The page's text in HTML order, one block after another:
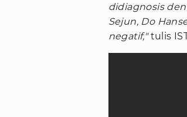
didiagnosis
Sejun, Do
negatif,"tulis